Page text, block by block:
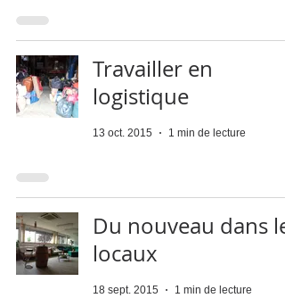
Travailler en
logistique
13 oct. 2015 1 min de lecture
Du nouveau dans les
locaux
18 sept. 2015 1 min de lecture